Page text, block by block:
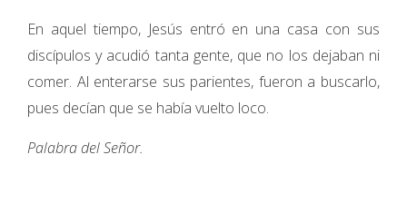
En aquel tiempo, Jesús entró en una casa con sus
discípulos y acudió tanta gente, que no los dejaban ni
comer. Al enterarse sus parientes, fueron a buscarlo,
pues decían que se había vuelto loco.
Palabra del Señor.